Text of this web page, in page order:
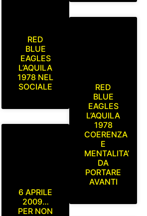
RED
BLUE
EAGLES
L’AQUILA
1978 NEL
SOCIALE
6 APRILE
2009…
PER NON
RED
BLUE
EAGLES
L’AQUILA
1978
COERENZA
E
MENTALITA’
DA
PORTARE
AVANTI